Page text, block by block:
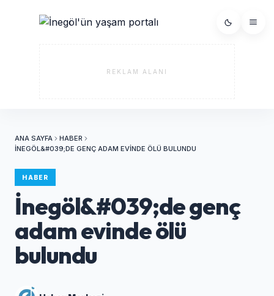
REKLAM ALANI
ANA SAYFA
HABER
İNEGÖL&#039;DE GENÇ ADAM EVINDE ÖLÜ BULUNDU
HABER
İnegöl&#039;de genç
adam evinde ölü
bulundu